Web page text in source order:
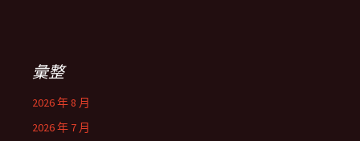
彙整
2026 年 8 月
2026 年 7 月